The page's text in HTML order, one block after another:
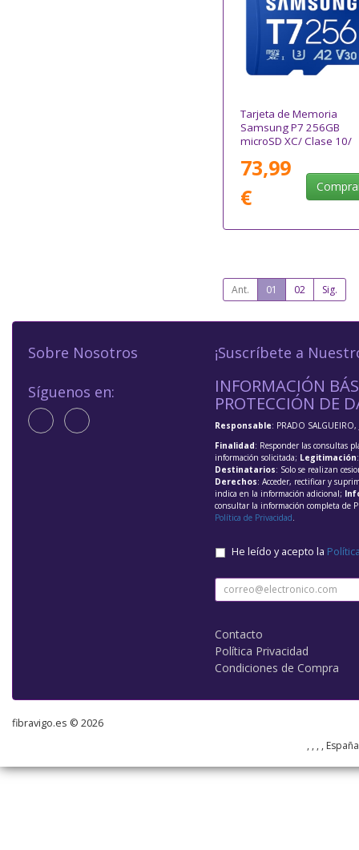
Tarjeta de Memoria
Samsung P7 256GB
microSD XC/ Clase 10/
73,99
€
Ant. 01 02 Sig.
Sobre Nosotros
Síguenos en:
¡Suscríbete a
INFORMACIÓN
PROTECCIÓN DE
Responsable: PRADO SALGUEIRO,
Finalidad: Responder las consultas
información solicitada; Legitimación
Destinatarios: Solo se realizan
Derechos: Acceder, rectificar y
indica en la información adicional;
consultar la información completa de
Política de Privacidad.
He leído y acepto la
Contacto
Política Privacidad
Condiciones de Compra
fibravigo.es © 2026
, , , ,